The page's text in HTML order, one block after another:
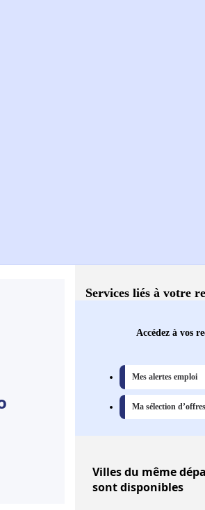
Services liés à votre
Accédez à vos
Mes alertes emploi
Ma sélection d’offres
Villesdu même
sont disponibles